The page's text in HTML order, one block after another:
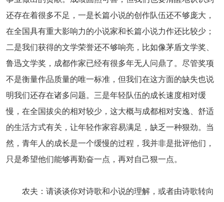
专题专栏
还存在着很多不足，一是长篇小说的创作队伍还不够庞大，
在全国具有重大影响力的小说家和长篇小说力作还比较少；
二是我们获得的文学荣誉还不够响亮，比如像茅盾文学奖、
鲁迅文学奖，成都作家已经有很多年无人问鼎了。尽管奖项
不是衡量作品质量的唯一标准，但我们在这方面的缺失也说
明我们还存在诸多问题。三是年轻队伍的成长速度相对缓
慢，在全国拔尖的相对较少，这大概与成都相对安逸、舒适
的生活方式有关，让年轻作家容易满足，缺乏一种狠劲。当
然，青年人的成长是一个缓慢的过程，我并非是批评他们，
只是希望他们能够再勤奋一点，再对自己狠一点。
农夫：请谈谈你对诗歌和小说的理解，或者由诗歌转向